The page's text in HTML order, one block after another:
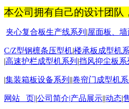
本公司拥有自己的设计团队
夹心复合板生产线系列 |屋面板 、
C/Z型钢檩条压型机|楼承板成型机
|高速护栏成型机系列 |挡风抑尘板系
|集装箱板设备系列 ||卷帘门成型机系
网站 页||公司简介|产品展示||动态|